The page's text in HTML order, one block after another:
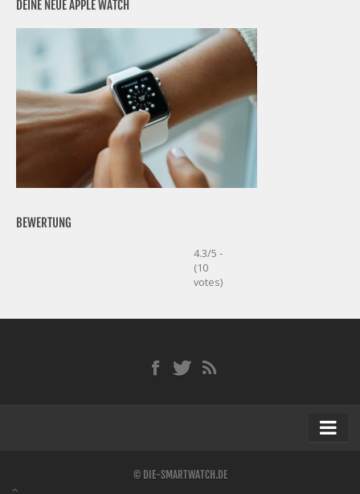
DEINE NEUE APPLE WATCH
BEWERTUNG
4.3/5 -
(10
votes)
© DIE-SMARTWATCH.DE